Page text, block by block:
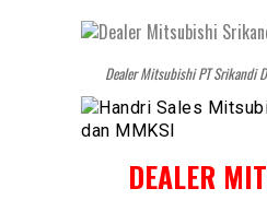
Dealer Mitsubishi PT Srikandi
DEALER